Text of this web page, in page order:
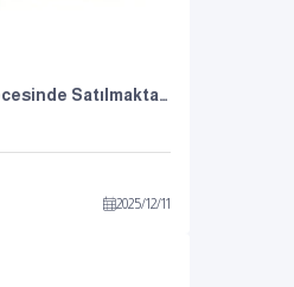
Sodyum Bikarbonat Gıda Derecesinde Satılmaktadır.
2025/12/11